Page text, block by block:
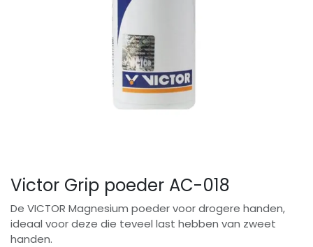
Victor Grip poeder AC-018
De VICTOR Magnesium poeder voor drogere handen,
ideaal voor deze die teveel last hebben van zweet
handen.